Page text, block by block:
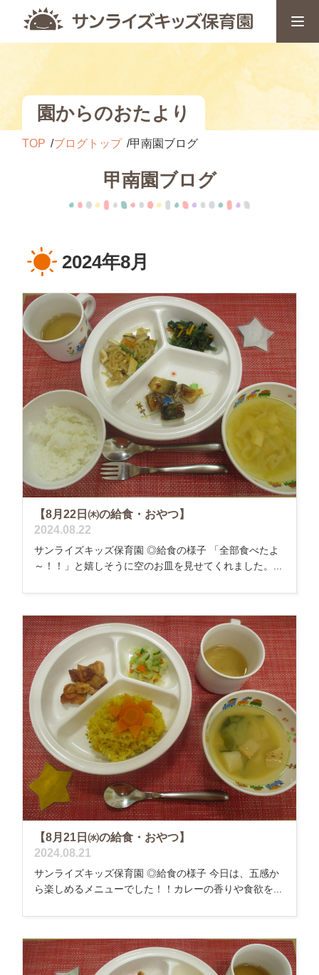
園からのおたより
TOP ブログトップ 甲南園ブログ
甲南園ブログ
2024年8月
【8月22日㈭の給食・おやつ】
2024.08.22
サンライズキッズ保育園 ◎給食の様子 「全部食べたよ
～！！」と嬉しそうに空のお皿を見せてくれました。...
【8月21日㈬の給食・おやつ】
2024.08.21
サンライズキッズ保育園 ◎給食の様子 今日は、五感か
ら楽しめるメニューでした！！カレーの香りや食欲を...